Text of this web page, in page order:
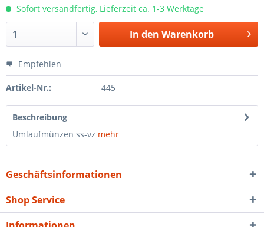
Sofort versandfertig, Lieferzeit ca. 1-3 Werktage
In den Warenkorb
Empfehlen
Artikel-Nr.: 445
Beschreibung
Umlaufmünzen ss-vz mehr
Geschäftsinformationen
Shop Service